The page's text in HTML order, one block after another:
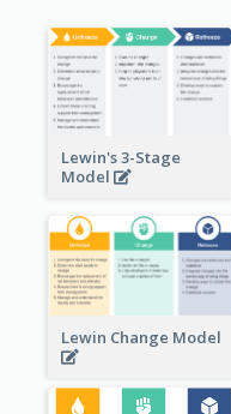
Lewin's 3-Stage
Model
Lewin Change Model